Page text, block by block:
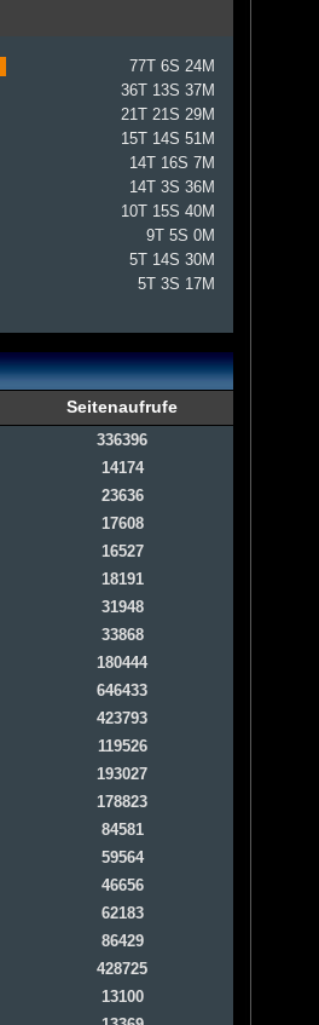
77T 6S 24M
36T 13S 37M
21T 21S 29M
15T 14S 51M
14T 16S 7M
14T 3S 36M
10T 15S 40M
9T 5S 0M
5T 14S 30M
5T 3S 17M
Seitenaufrufe
336396
14174
23636
17608
16527
18191
31948
33868
180444
646433
423793
119526
193027
178823
84581
59564
46656
62183
86429
428725
13100